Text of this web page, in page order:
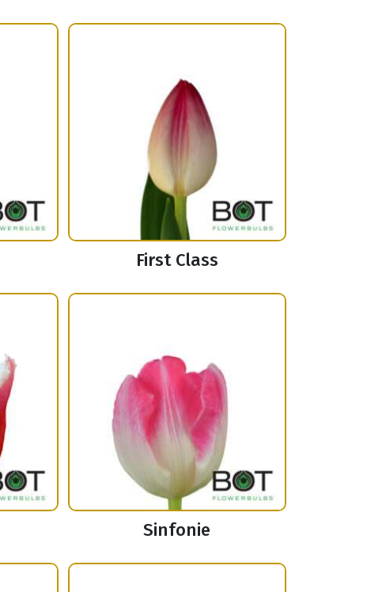
First Class
Sinfonie